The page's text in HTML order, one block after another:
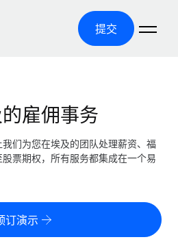
提交
张
雇佣事务
们为您在埃及的团队处理薪资、福
票期权，所有服务都集成在一个易
订演示